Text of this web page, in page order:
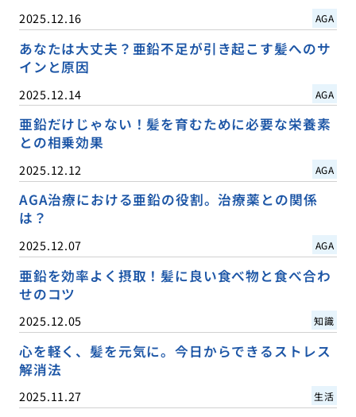
2025.12.16 AGA
あなたは大丈夫？亜鉛不足が引き起こす髪へのサ
インと原因
2025.12.14 AGA
亜鉛だけじゃない！髪を育むために必要な栄養素
との相乗効果
2025.12.12 AGA
AGA治療における亜鉛の役割。治療薬との関係
は？
2025.12.07 AGA
亜鉛を効率よく摂取！髪に良い食べ物と食べ合わ
せのコツ
2025.12.05 知識
心を軽く、髪を元気に。今日からできるストレス
解消法
2025.11.27 生活